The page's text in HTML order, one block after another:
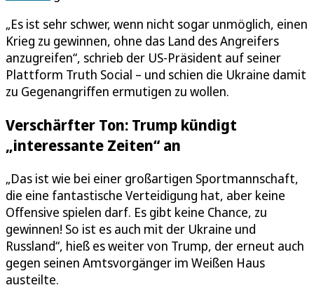
„Es ist sehr schwer, wenn nicht sogar unmöglich, einen
Krieg zu gewinnen, ohne das Land des Angreifers
anzugreifen“, schrieb der US-Präsident auf seiner
Plattform Truth Social – und schien die Ukraine damit
zu Gegenangriffen ermutigen zu wollen.
Verschärfter Ton: Trump kündigt
„interessante Zeiten“ an
„Das ist wie bei einer großartigen Sportmannschaft,
die eine fantastische Verteidigung hat, aber keine
Offensive spielen darf. Es gibt keine Chance, zu
gewinnen! So ist es auch mit der Ukraine und
Russland“, hieß es weiter von Trump, der erneut auch
gegen seinen Amtsvorgänger im Weißen Haus
austeilte.